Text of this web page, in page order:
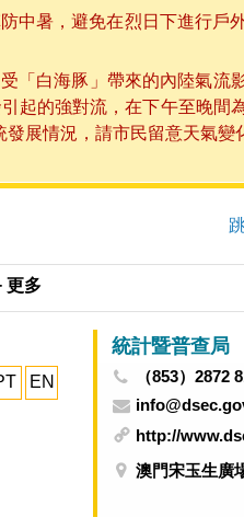
中暑，避免在烈日下進行戶
「白海豚」帶來的內陸氣流
的強對流，在下午至晚間
展情況，請市民留意天氣
更多
EN
統計暨普查局
（853）2872
http://
澳門宋玉生廣